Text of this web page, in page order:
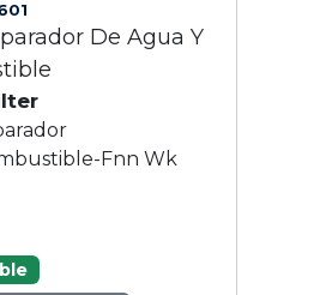
De Agua Y
Fnn Wk